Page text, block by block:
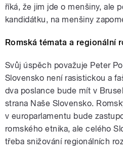
říká, že jim jde o menšiny, ale
kandidátku, na menšiny
Romská témata a regionální
Svůj úspěch považuje Peter
Slovensko není rasistickou a
dva poslance bude mít v
strana Naše Slovensko.
v europarlamentu bude
romského etnika, ale celého
třeba snižování regionálních